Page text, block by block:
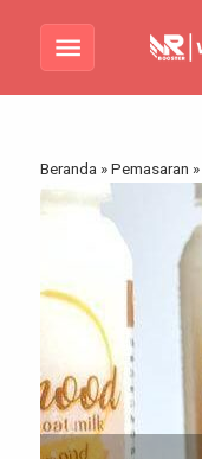
menu
Beranda »Pemasaran »